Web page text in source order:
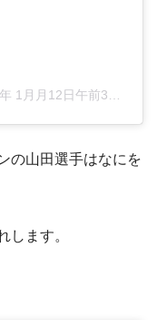
月月12日午前3時54分PST
の山田選手はなにを
します。